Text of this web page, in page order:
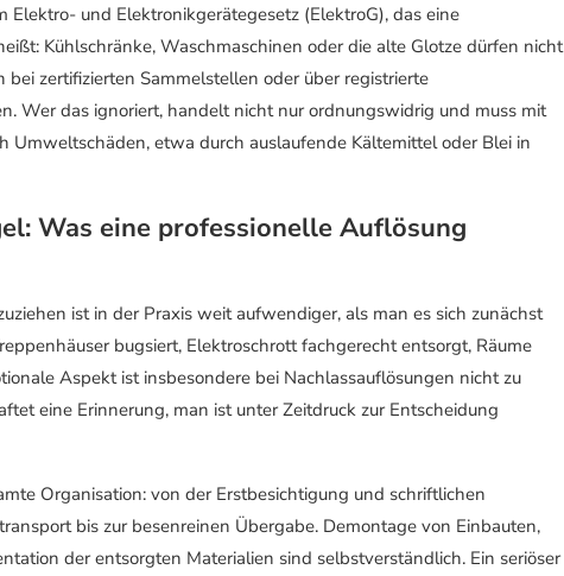
und Elektronikgerätegesetz (ElektroG), das eine
Kühlschränke, Waschmaschinen oder die alte Glotze dürfen nicht
zertifizierten Sammelstellen oder über registrierte
Wer das ignoriert, handelt nicht nur ordnungswidrig und muss mit
Umweltschäden, etwa durch auslaufende Kältemittel oder Blei in
Was eine professionelle Auflösung
ist in der Praxis weit aufwendiger, als man es sich zunächst
bugsiert, Elektroschrott fachgerecht entsorgt, Räume
Aspekt ist insbesondere bei Nachlassauflösungen nicht zu
eine Erinnerung, man ist unter Zeitdruck zur Entscheidung
Organisation: von der Erstbesichtigung und schriftlichen
bis zur besenreinen Übergabe. Demontage von Einbauten,
der entsorgten Materialien sind selbstverständlich. Ein seriöser